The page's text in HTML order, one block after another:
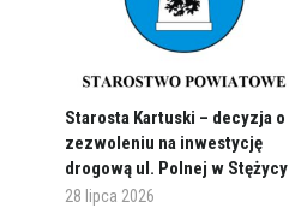
Starosta Kartuski – decyzja o
zezwoleniu na inwestycję
drogową ul. Polnej w Stężycy
28 lipca 2026